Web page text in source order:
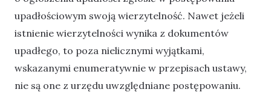
upadłościowym swoją wierzytelność. Nawet jeżeli
istnienie wierzytelności wynika z dokumentów
upadłego, to poza nielicznymi wyjątkami,
wskazanymi enumeratywnie w przepisach ustawy,
nie są one z urzędu uwzględniane postępowaniu.